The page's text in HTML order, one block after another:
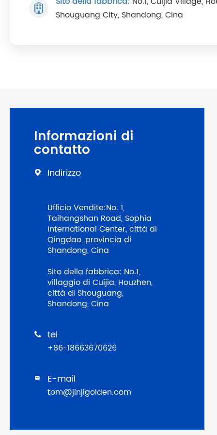
Shouguang City, Shandong, Cina
Informazioni di
contatto
 Indirizzo
Ufficio Vendite:No. 1,
Taihangshan Road, Sophia
International Center, città di
Qingdao, provincia di
Shandong, Cina
Sito della fabbrica: No.1,
villaggio di Cuijia, Houzhen,
città di Shouguang,
Shandong, Cina
 tel
+86-18663670626
 E-mail
tom@jinjigolden.com